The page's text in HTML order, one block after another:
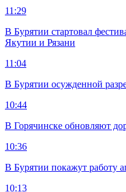
11:29
В Бурятии стартовал
Якутии и Рязани
11:04
В Бурятии осужденной
10:44
В Горячинске обновляют
10:36
В Бурятии покажут работу
10:13